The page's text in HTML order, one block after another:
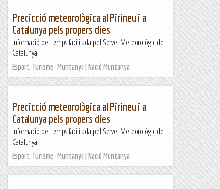
Predicció meteorològica al Pirineu i a
Catalunya pels propers dies
Informació del temps facilitada pel Servei Meteorològic de
Catalunya
Esport, Turisme i Muntanya | Nació Muntanya
Predicció meteorològica al Pirineu i a
Catalunya pels propers dies
Informació del temps facilitada pel Servei Meteorològic de
Catalunya
Esport, Turisme i Muntanya | Nació Muntanya